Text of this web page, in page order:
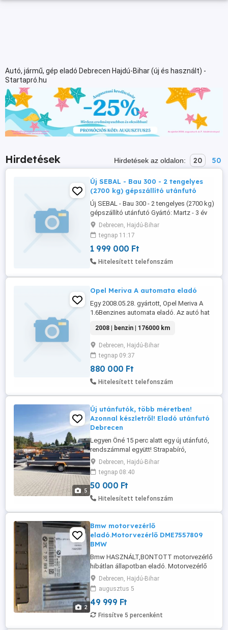
Autó, jármű, gép eladó Debrecen Hajdú-Bihar (új és használt) -
Startapró.hu
Hirdetések Hirdetések az oldalon: 20 50
Új SEBAL - Bau 300 - 2 tengelyes
(2700 kg) gépszállító utánfutó
Új SEBAL - Bau 300 - 2 tengelyes (2700 kg)
gépszállító utánfutó Gyártó: Martz - 3 év
garancia Típus: Builder 3 - 300 S - 2700 kg
Plató mérete: 295 x 150 cm Össztömeg:
2700 kg - visszaminősíthető Saját súly:
547 kg Teherbírás: 2.153 kg Ára: bruttó
2.190.000 Ft helyett bruttó 1.999.000 Ft -
Debrecen, Hajdú-Bihar
tegnap 11:17
1 999 000 Ft
Hitelesített telefonszám
Opel Meriva A automata eladó
Egy 2008.05.28. gyártott, Opel Meriva A
1.6Benzines automata eladó. Az autó hat
autónak van szervizkönyve, Az autó nem
volt karambolos, de a két oldalát
meghúzták.A sérülés csak házilag,nem
szekszerúen lett javitva. Frissen
szervizel,műszaki vizsgázott,
motorikusan ...
2008 | benzin | 176000 km
Debrecen, Hajdú-Bihar
tegnap 09:37
880 000 Ft
Hitelesített telefonszám
5
Új utánfutók, több méretben!
Azonnal készletről! Eladó utánfutó
Debrecen
Legyen Öné 15 perc alatt egy új utánfutó,
rendszámmal együtt! Strapabíró,
hegesztett, laprugós, magyar gyártmány
az erő és tartósság garanciájával! Ne
elégedjen meg a vékony, horganyzott
lemezből előre gyártott utánfutókkal,
válasszon minőséget és
utánfutóinkkal! Kérhető ...
Debrecen, Hajdú-Bihar
tegnap 08:40
50 000 Ft
Hitelesített telefonszám
2
Bmw motorvezérlő
eladó.Motorvezérlő DME7557809
BMW
Bmw HASZNÁLT,BONTOTT motorvezérlő
hibátlan állapotban eladó. Motorvezérlő
DME7557809 BMW Alkatrész száma DME
7 557 809 Műszaki állapot használt SKU
CA2-DB1811EBY Alkatrész megnevezése
Motorvezérlő Egység Garancia 21 nap
Márka BMW Modell X3, X5, 1, 3, 5, 6, 7, 8
Alkatrészgyártó Bosch Fontos info A ...
Debrecen, Hajdú-Bihar
augusztus 5
49 999 Ft
Frissítve 5 percenként